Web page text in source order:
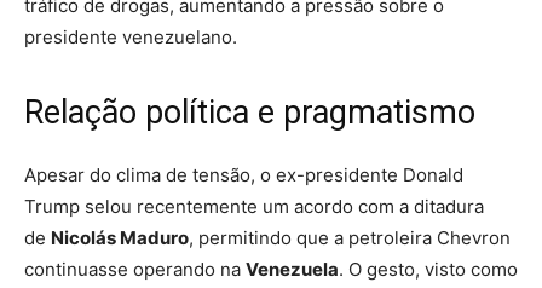
tráfico de drogas, aumentando a pressão sobre o
presidente venezuelano.
Relação política e pragmatismo
Apesar do clima de tensão, o ex-presidente Donald
Trump selou recentemente um acordo com a ditadura
de Nicolás Maduro, permitindo que a petroleira Chevron
continuasse operando na Venezuela. O gesto, visto como